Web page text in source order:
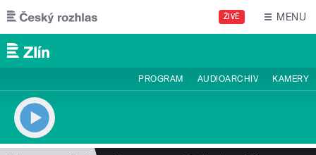
Přejít k hlavnímu obsahu
ŽIVĚ MENU
PROGRAM AUDIOARCHIV KAMERY